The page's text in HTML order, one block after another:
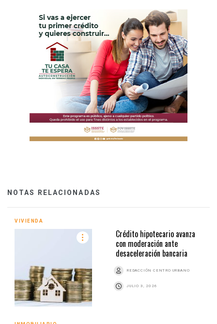
NOTAS RELACIONADAS
VIVIENDA
Crédito hipotecario avanza
con moderación ante
desaceleración bancaria
REDACCIÓN CENTRO URBANO
JULIO 3, 2026